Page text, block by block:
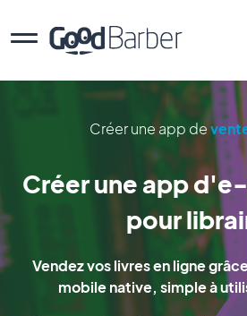
Créer une app de
Créer une app
pour
Vendez vos livres en ligne
mobile native, simple à